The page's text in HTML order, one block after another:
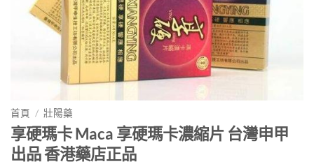
首頁 / 壯陽藥
享硬瑪卡 Maca 享硬瑪卡濃縮片 台灣申甲
出品 香港藥店正品